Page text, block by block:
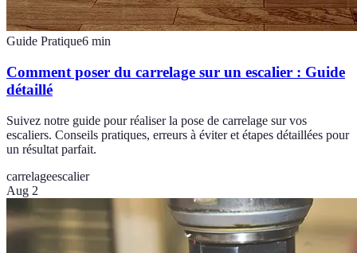
Guide Pratique6 min
Comment poser du carrelage sur un escalier : Guide
détaillé
Suivez notre guide pour réaliser la pose de carrelage sur vos
escaliers. Conseils pratiques, erreurs à éviter et étapes détaillées pour
un résultat parfait.
carrelageescalier
Aug 2